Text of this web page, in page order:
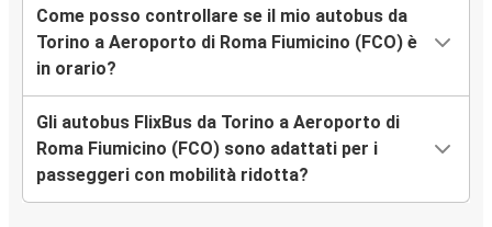
Come posso controllare se il mio autobus da
Torino a Aeroporto di Roma Fiumicino (FCO) è
in orario?
Gli autobus FlixBus da Torino a Aeroporto di
Roma Fiumicino (FCO) sono adattati per i
passeggeri con mobilità ridotta?